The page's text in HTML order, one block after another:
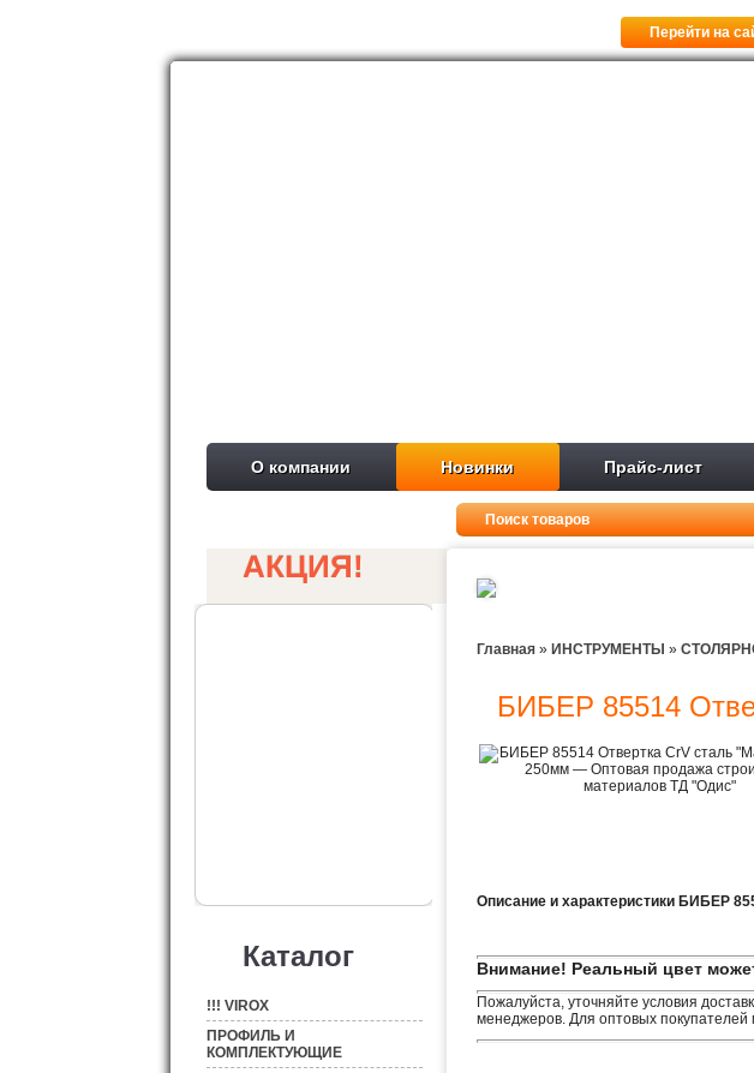
Перейти на
О компании Новинки Прайс-лист
АКЦИЯ!
Каталог
!!! VIROX
ПРОФИЛЬ И
КОМПЛЕКТУЮЩИЕ
Главная » ИНСТРУМЕНТЫ »
БИБЕР 85514
Описание и характеристики БИБЕР
Внимание! Реальный цвет
Пожалуйста, уточняйте условия
менеджеров. Для оптовых покупателей